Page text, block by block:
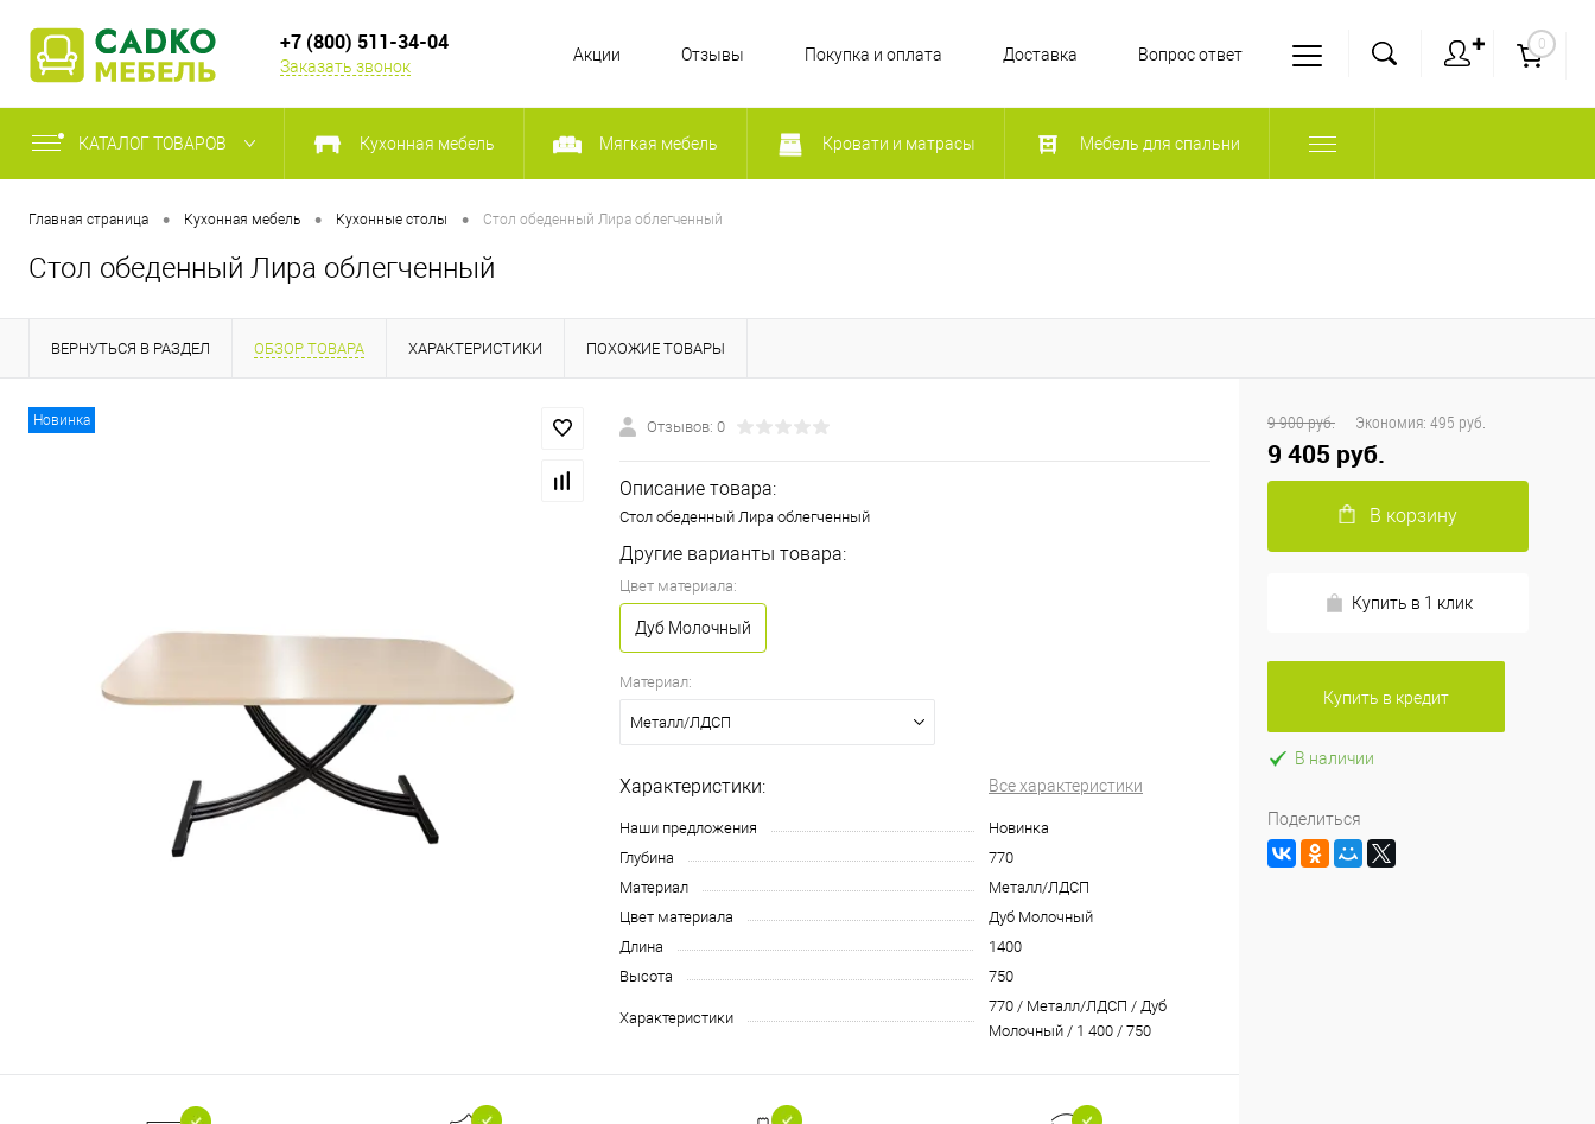
+7 (800) 511-34-04
Заказать звонок
Акции Отзывы Покупка и оплата Доставка Вопрос ответ
✚ 0
КАТАЛОГ ТОВАРОВ Кухонная мебель Мягкая мебель Кровати и матрасы Мебель для спальни
Главная страница • Кухонная мебель • Кухонные столы • Стол обеденный Лира облегченный
Стол обеденный Лира облегченный
ВЕРНУТЬСЯ В РАЗДЕЛ ОБЗОР ТОВАРА ХАРАКТЕРИСТИКИ ПОХОЖИЕ ТОВАРЫ
Новинка Отзывов: 0
Описание товара:
Стол обеденный Лира облегченный
Другие варианты товара:
Цвет материала:
Дуб Молочный
Материал:
Металл/ЛДСП
Характеристики: Все характеристики
Наши предложения
Новинка
Глубина
770
Материал
Металл/ЛДСП
Цвет материала
Дуб Молочный
Длина
1400
Высота
750
Характеристики
770 / Металл/ЛДСП / Дуб
Молочный / 1 400 / 750
9 900 руб. Экономия: 495 руб.
9 405 руб.
В корзину
Купить в 1 клик
Купить в кредит
В наличии
Поделиться